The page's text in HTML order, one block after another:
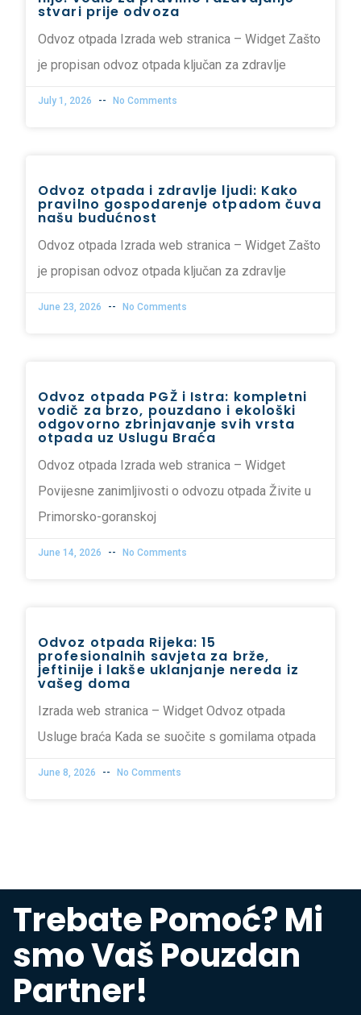
stvari prije odvoza
Odvoz otpada Izrada web stranica – Widget Zašto
je propisan odvoz otpada ključan za zdravlje
July 1, 2026 No Comments
Odvoz otpada i zdravlje ljudi: Kako
pravilno gospodarenje otpadom čuva
našu budućnost
Odvoz otpada Izrada web stranica – Widget Zašto
je propisan odvoz otpada ključan za zdravlje
June 23, 2026 No Comments
Odvoz otpada PGŽ i Istra: kompletni
vodič za brzo, pouzdano i ekološki
odgovorno zbrinjavanje svih vrsta
otpada uz Uslugu Braća
Odvoz otpada Izrada web stranica – Widget
Povijesne zanimljivosti o odvozu otpada Živite u
Primorsko-goranskoj
June 14, 2026 No Comments
Odvoz otpada Rijeka: 15
profesionalnih savjeta za brže,
jeftinije i lakše uklanjanje nereda iz
vašeg doma
Izrada web stranica – Widget Odvoz otpada
Usluge braća Kada se suočite s gomilama otpada
June 8, 2026 No Comments
Trebate Pomoć? Mi
smo Vaš Pouzdan
Partner!